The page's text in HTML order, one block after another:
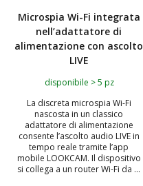
Microspia Wi-Fi integrata
nell’adattatore di
alimentazione con ascolto
LIVE
disponibile > 5 pz
La discreta microspia Wi-Fi
nascosta in un classico
adattatore di alimentazione
consente l’ascolto audio LIVE in
tempo reale tramite l’app
mobile LOOKCAM. Il dispositivo
si collega a un router Wi-Fi da ...